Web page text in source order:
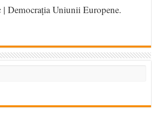
Democrația Uniunii Europene.